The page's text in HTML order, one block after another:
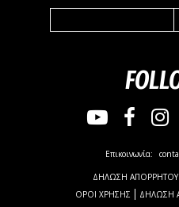
Επικοινωνία:
ΔΗΛΩΣΗ ΑΠΟΡΡΗΤΟΥ
ΟΡΟΙ ΧΡΗΣΗΣ
ΔΗΛΩΣΗ